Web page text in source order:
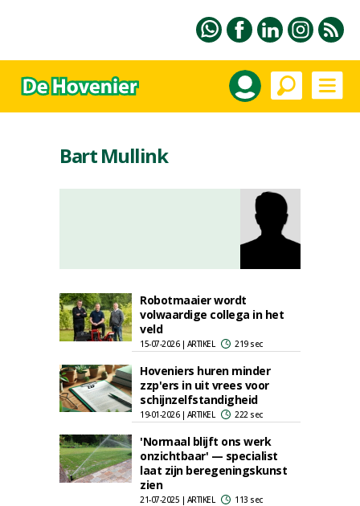
Bart Mullink
Robotmaaier wordt
volwaardige collega in het
veld
15-07-2026 | ARTIKEL 219 sec
Hoveniers huren minder
zzp'ers in uit vrees voor
schijnzelfstandigheid
19-01-2026 | ARTIKEL 222 sec
'Normaal blijft ons werk
onzichtbaar' — specialist
laat zijn beregeningskunst
zien
21-07-2025 | ARTIKEL 113 sec